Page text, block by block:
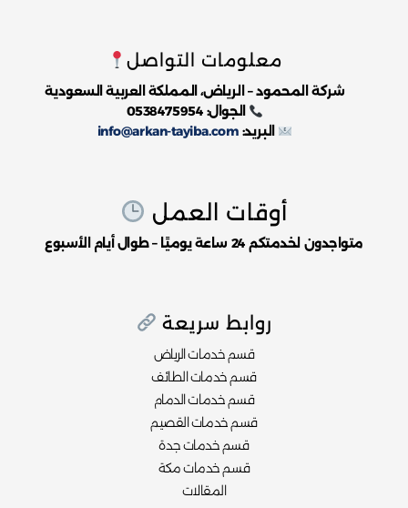
معلومات التواصل
شركة المحمود – الرياض، المملكة العربية السعودية
الجوال: 0538475954
البريد: info@arkan-tayiba.com
أوقات العمل
متواجدون لخدمتكم 24 ساعة يوميًا – طوال أيام الأسبوع
روابط سريعة
قسم خدمات الرياض
قسم خدمات الطائف
قسم خدمات الدمام
قسم خدمات القصيم
قسم خدمات جدة
قسم خدمات مكة
المقالات